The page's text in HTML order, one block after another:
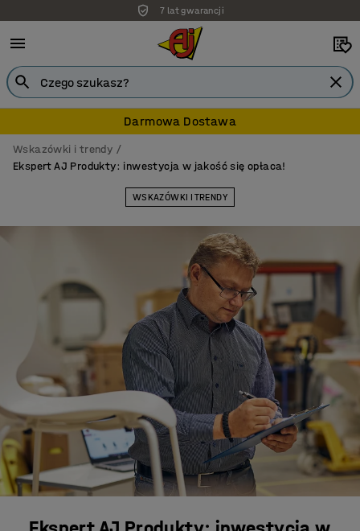
7 lat gwarancji
Darmowa Dostawa
Wskazówki i trendy
Ekspert AJ Produkty: inwestycja w jakość się opłaca!
WSKAZÓWKI I TRENDY